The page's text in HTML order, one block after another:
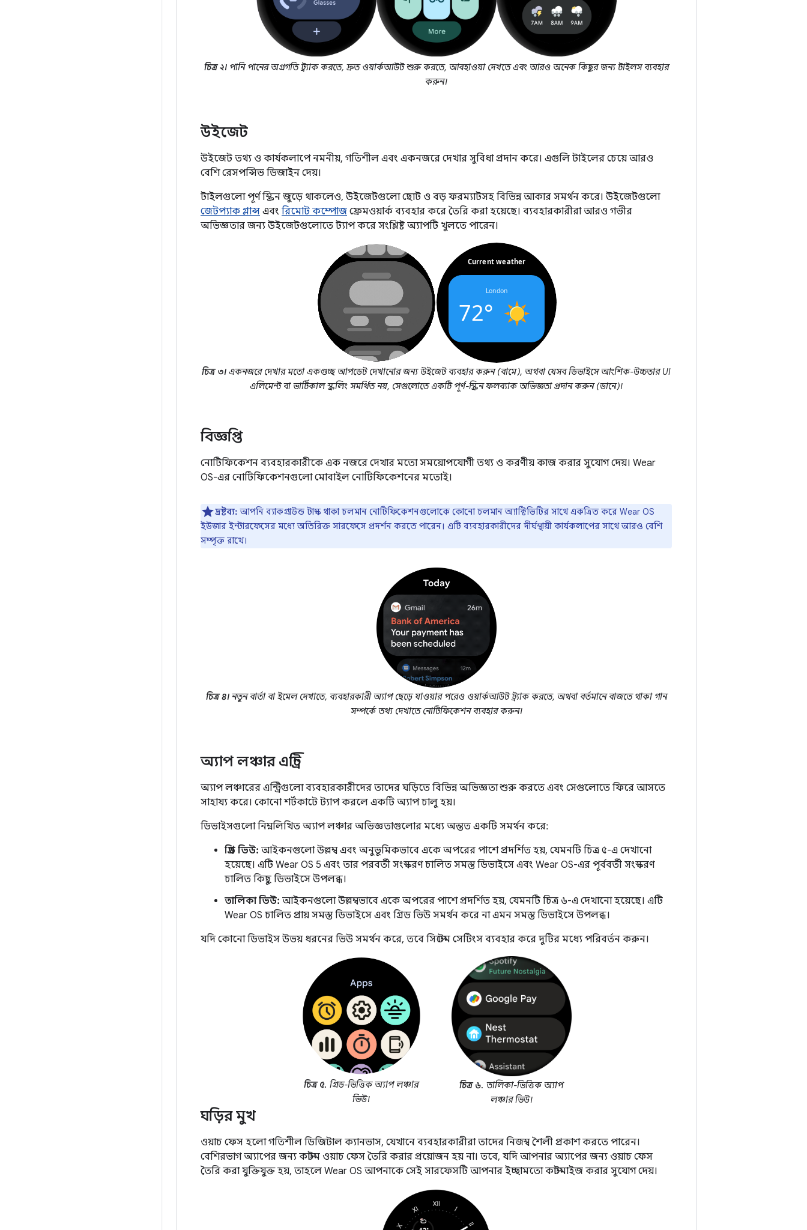
চিত্র ২।পানি পানের অগ্রগতি ট্র্যাক করতে, দ্রুত ওয়ার্কআউট শুরু করতে, আবহাওয়া দেখতে এবং আরও অনেক কিছুর জন্য টাইলস ব্যবহার
করুন।
উইজেট
উইজেট তথ্য ও কার্যকলাপে নমনীয়, গতিশীল এবং একনজরে দেখার সুবিধা প্রদান করে। এগুলি টাইলের চেয়ে আরও
বেশি রেসপন্সিভ ডিজাইন দেয়।
টাইলগুলো পূর্ণ স্ক্রিন জুড়ে থাকলেও, উইজেটগুলো ছোট ও বড় ফরম্যাটসহ বিভিন্ন আকার সমর্থন করে। উইজেটগুলো
জেটপ্যাক গ্লান্স এবং রিমোট কম্পোজ ফ্রেমওয়ার্ক ব্যবহার করে তৈরি করা হয়েছে। ব্যবহারকারীরা আরও গভীর
অভিজ্ঞতার জন্য উইজেটগুলোতে ট্যাপ করে সংশ্লিষ্ট অ্যাপটি খুলতে পারেন।
চিত্র ৩। একনজরে দেখার মতো একগুচ্ছ আপডেট দেখানোর জন্য উইজেট ব্যবহার করুন (বামে), অথবা যেসব ডিভাইসে আংশিক-উচ্চতার UI
এলিমেন্ট বা ভার্টিকাল স্ক্রলিং সমর্থিত নয়, সেগুলোতে একটি পূর্ণ-স্ক্রিন ফলব্যাক অভিজ্ঞতা প্রদান করুন (ডানে)।
বিজ্ঞপ্তি
নোটিফিকেশন ব্যবহারকারীকে এক নজরে দেখার মতো সময়োপযোগী তথ্য ও করণীয় কাজ করার সুযোগ দেয়। Wear
OS-এর নোটিফিকেশনগুলো মোবাইল নোটিফিকেশনের মতোই।
দ্রষ্টব্য: আপনি ব্যাকগ্রাউন্ড টাস্ক থাকা চলমান নোটিফিকেশনগুলোকে কোনো চলমান অ্যাক্টিভিটির সাথে একত্রিত করে Wear OS
ইউজার ইন্টারফেসের মধ্যে অতিরিক্ত সারফেসে প্রদর্শন করতে পারেন। এটি ব্যবহারকারীদের দীর্ঘস্থায়ী কার্যকলাপের সাথে আরও বেশি
সম্পৃক্ত রাখে।
চিত্র ৪।নতুন বার্তা বা ইমেল দেখাতে, ব্যবহারকারী অ্যাপ ছেড়ে যাওয়ার পরেও ওয়ার্কআউট ট্র্যাক করতে, অথবা বর্তমানে বাজতে থাকা গান
সম্পর্কে তথ্য দেখাতে নোটিফিকেশন ব্যবহার করুন।
অ্যাপ লঞ্চার এন্ট্রি
অ্যাপ লঞ্চারের এন্ট্রিগুলো ব্যবহারকারীদের তাদের ঘড়িতে বিভিন্ন অভিজ্ঞতা শুরু করতে এবং সেগুলোতে ফিরে আসতে
সাহায্য করে। কোনো শর্টকাটে ট্যাপ করলে একটি অ্যাপ চালু হয়।
ডিভাইসগুলো নিম্নলিখিত অ্যাপ লঞ্চার অভিজ্ঞতাগুলোর মধ্যে অন্তত একটি সমর্থন করে:
গ্রিড ভিউ: আইকনগুলো উল্লম্ব এবং অনুভূমিকভাবে একে অপরের পাশে প্রদর্শিত হয়, যেমনটি চিত্র ৫-এ দেখানো
হয়েছে। এটি Wear OS 5 এবং তার পরবর্তী সংস্করণ চালিত সমস্ত ডিভাইসে এবং Wear OS-এর পূর্ববর্তী সংস্করণ
চালিত কিছু ডিভাইসে উপলব্ধ।
তালিকা ভিউ: আইকনগুলো উল্লম্বভাবে একে অপরের পাশে প্রদর্শিত হয়, যেমনটি চিত্র ৬-এ দেখানো হয়েছে। এটি
Wear OS চালিত প্রায় সমস্ত ডিভাইসে এবং গ্রিড ভিউ সমর্থন করে না এমন সমস্ত ডিভাইসে উপলব্ধ।
যদি কোনো ডিভাইস উভয় ধরনের ভিউ সমর্থন করে, তবে সিস্টেম সেটিংস ব্যবহার করে দুটির মধ্যে পরিবর্তন করুন।
চিত্র ৫. গ্রিড-ভিত্তিক অ্যাপ লঞ্চার
ভিউ।
চিত্র ৬. তালিকা-ভিত্তিক অ্যাপ
লঞ্চার ভিউ।
ঘড়ির মুখ
ওয়াচ ফেস হলো গতিশীল ডিজিটাল ক্যানভাস, যেখানে ব্যবহারকারীরা তাদের নিজস্ব শৈলী প্রকাশ করতে পারেন।
বেশিরভাগ অ্যাপের জন্য কাস্টম ওয়াচ ফেস তৈরি করার প্রয়োজন হয় না। তবে, যদি আপনার অ্যাপের জন্য ওয়াচ ফেস
তৈরি করা যুক্তিযুক্ত হয়, তাহলে Wear OS আপনাকে সেই সারফেসটি আপনার ইচ্ছামতো কাস্টমাইজ করার সুযোগ দেয়।